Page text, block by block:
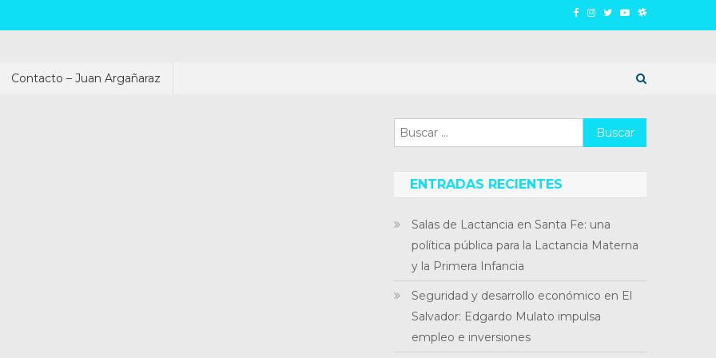
Contacto – Juan Argañaraz
Buscar:
ENTRADAS RECIENTES
Salas de Lactancia en Santa Fe: una
política pública para la Lactancia Materna
y la Primera Infancia
Seguridad y desarrollo económico en El
Salvador: Edgardo Mulato impulsa
empleo e inversiones